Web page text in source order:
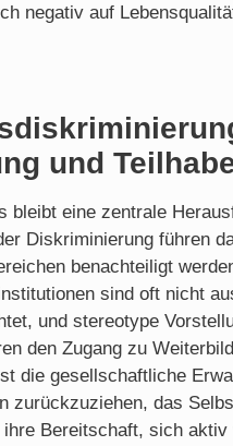
negativ auf
und
bleibt eine zentrale
Diskriminierung führen
benachteiligt
sind oft nicht
und stereotype
den Zugang zu
die gesellschaftliche
zurückzuziehen, das
ihre Bereitschaft, sich aktiv